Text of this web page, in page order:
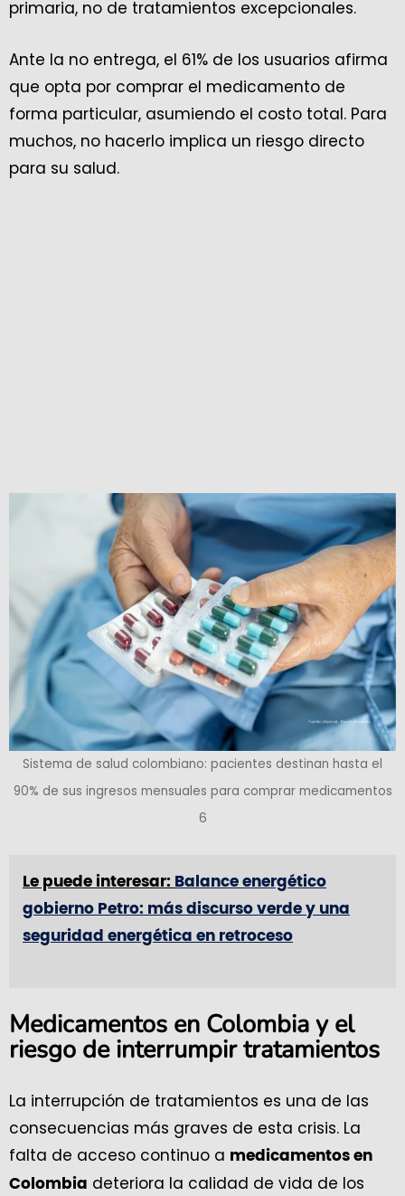
primaria, no de tratamientos excepcionales.
Ante la no entrega, el 61% de los usuarios afirma
que opta por comprar el medicamento de
forma particular, asumiendo el costo total. Para
muchos, no hacerlo implica un riesgo directo
para su salud.
Sistema de salud colombiano: pacientes destinan hasta el
90% de sus ingresos mensuales para comprar medicamentos
6
Le puede interesar: Balance energético
gobierno Petro: más discurso verde y una
seguridad energética en retroceso
Medicamentos en Colombia y el
riesgo de interrumpir tratamientos
La interrupción de tratamientos es una de las
consecuencias más graves de esta crisis. La
falta de acceso continuo a medicamentos en
Colombia deteriora la calidad de vida de los